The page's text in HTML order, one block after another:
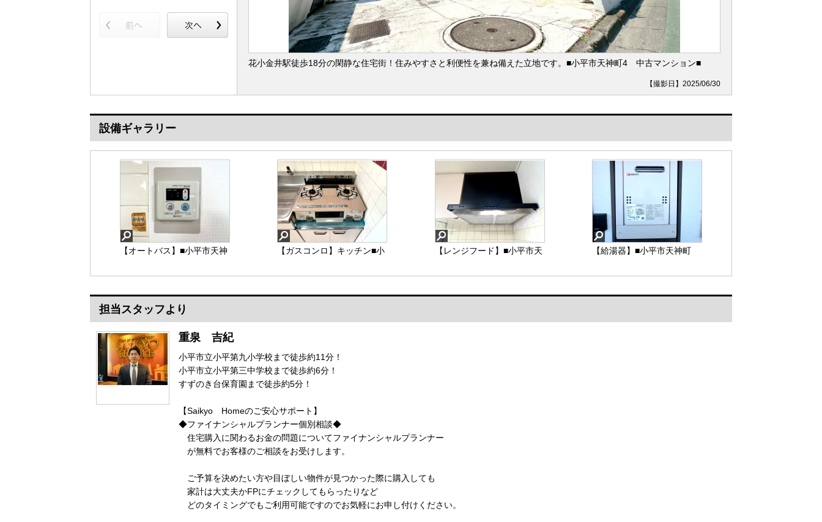
花小金井駅徒歩18分の閑静な住宅街！住みやすさと利便性を兼ね備えた立地です。■小平市天神町4 中古マンション■
【撮影日】2025/06/30
設備ギャラリー
【オートバス】
【オートバス】■小平市天神
【ガスコンロ】キッチン■小
ン■
【レンジフード】■小平市天
【給湯器】■小平市天神町
担当スタッフより
重泉 吉紀
小平市立小平第九小学校まで徒歩約11分！
小平市立小平第三中学校まで徒歩約6分！
すずのき台保育園まで徒歩約5分！
【Saikyo Homeのご安心サポート】
◆ファイナンシャルプランナー個別相談◆
住宅購入に関わるお金の問題についてファイナンシャルプランナー
が無料でお客様のご相談をお受けします。
ご予算を決めたい方や目ぼしい物件が見つかった際に購入しても
家計は大丈夫かFPにチェックしてもらったりなど
どのタイミングでもご利用可能ですのでお気軽にお申し付けください。